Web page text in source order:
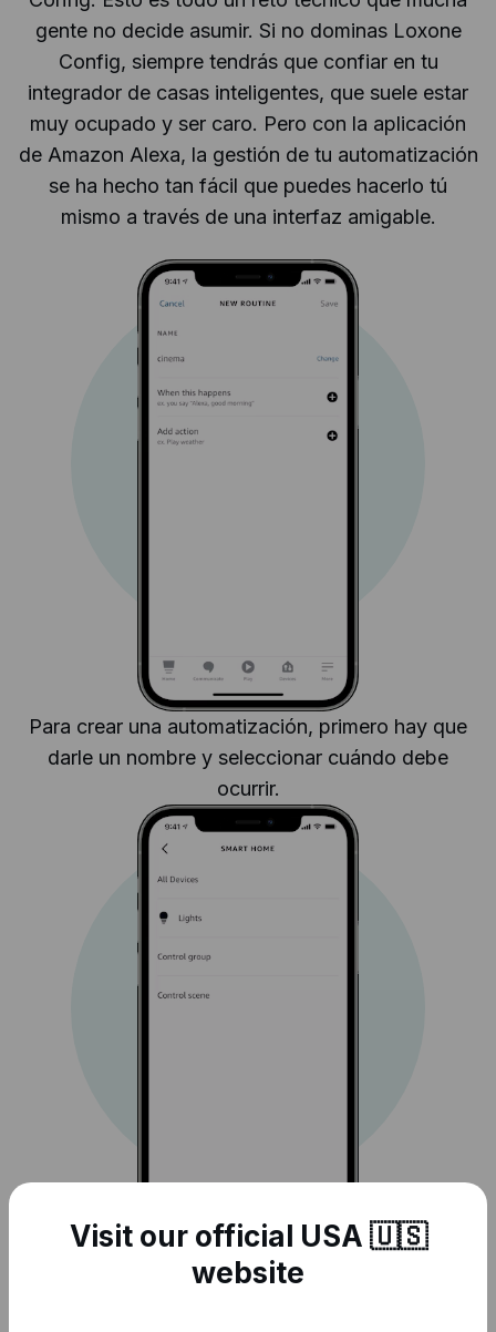
gente no decide asumir. Si no dominas Loxone
Config, siempre tendrás que confiar en tu
integrador de casas inteligentes, que suele estar
muy ocupado y ser caro. Pero con la aplicación
de Amazon Alexa, la gestión de tu automatización
se ha hecho tan fácil que puedes hacerlo tú
mismo a través de una interfaz amigable.
Para crear una automatización, primero hay que
darle un nombre y seleccionar cuándo debe
ocurrir.
A continuación, puedes seleccionar los
Visit our official USA 🇺🇸
website